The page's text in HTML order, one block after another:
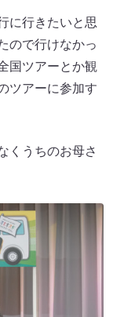
に行きたいと思
ので行けなかっ
国ツアーとか観
ツアーに参加す
くうちのお母さ